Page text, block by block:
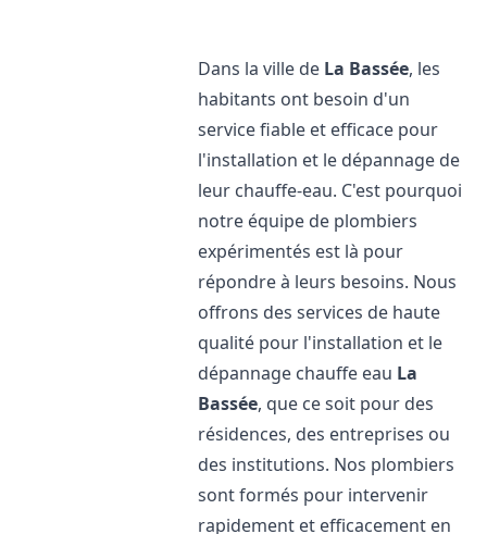
Dans la ville de La Bassée, les
habitants ont besoin d'un
service fiable et efficace pour
l'installation et le dépannage de
leur chauffe-eau. C'est pourquoi
notre équipe de plombiers
expérimentés est là pour
répondre à leurs besoins. Nous
offrons des services de haute
qualité pour l'installation et le
dépannage chauffe eau La
Bassée, que ce soit pour des
résidences, des entreprises ou
des institutions. Nos plombiers
sont formés pour intervenir
rapidement et efficacement en